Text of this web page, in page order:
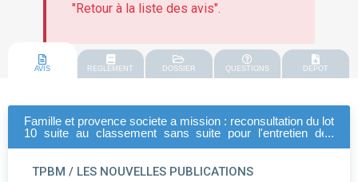
"Retour à la liste des avis".
AVIS REGLEMENT DOSSIER QUESTIONS DEPOT
Famille et provence societe a mission : reconsultation du lot
10 suite au classement sans suite pour l'entretien des
TPBM / LES NOUVELLES PUBLICATIONS